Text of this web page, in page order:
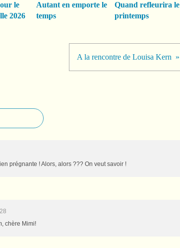
le
2026
Autant en emporte le
temps
Quand refleurira le
printemps
A la rencontre de Louisa Kern
prégnante ! Alors, alors ??? On veut savoir !
chère Mimi!